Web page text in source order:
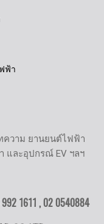
ฟ้า
ทความ ยานยนต์ไฟฟ้า
และอุปกรณ์ EV ฯลฯ
1611 ,02 0540884